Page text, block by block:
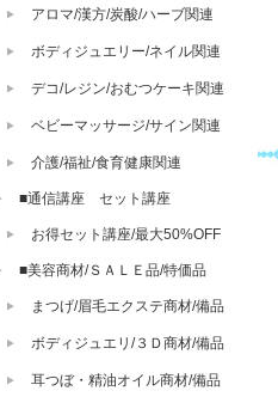
アロマ/漢方/炭酸/ハーブ関連
ボディジュエリー/ネイル関連
デコ/レジン/おむつケーキ関連
ベビーマッサージ/サイン関連
介護/福祉/食育健康関連
■通信講座 セット講座
お得セット講座/最大50%OFF
■美容商材/ＳＡＬＥ品/特価品
まつげ/眉毛エクステ商材/備品
ボディジュエリ/３Ｄ商材/備品
耳つぼ・精油オイル商材/備品